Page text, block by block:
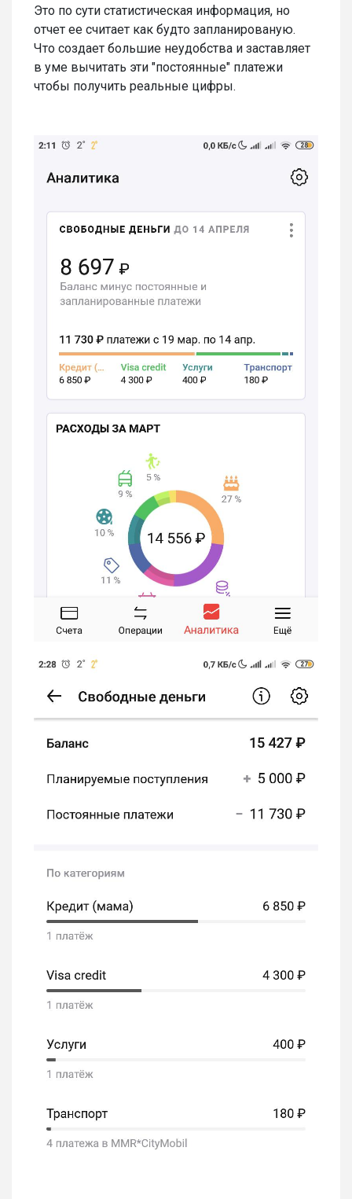
Это по сути статистическая информация, но
отчет ее считает как будто запланированую.
Что создает большие неудобства и заставляет
в уме вычитать эти "постоянные" платежи
чтобы получить реальные цифры.